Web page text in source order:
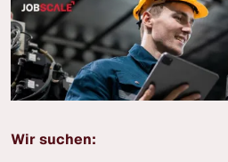
Wir suchen: